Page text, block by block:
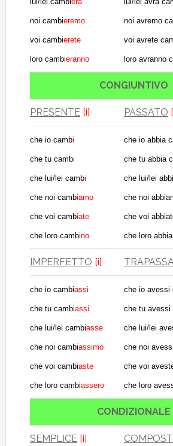
noi cambieremo
voi cambierete
loro cambieranno
noi avremo
voi avrete
loro avranno
CONGIUNTIVO
PRESENTE [i] PASSATO
che io cambi
che tu cambi
che lui/lei cambi
che noi cambiamo
che voi cambiate
che loro cambino
che io abbia
che tu abbia
che lui/lei
che noi
che voi
che loro
IMPERFETTO [i]
che io cambiassi
che tu cambiassi
che lui/lei cambiasse
che noi cambiassimo
che voi cambiaste
che loro cambiassero
che io avessi
che tu avessi
che lui/lei
che noi
che voi
che loro
CONDIZIONALE
SEMPLICE [i]